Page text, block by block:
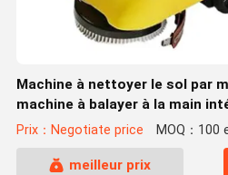
Machine à nettoyer le sol par
machine à balayer à la main
Prix：Negotiate price MOQ：100
meilleur prix